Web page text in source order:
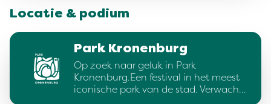
Locatie & podium
Park Kronenburg
Op zoek naar geluk in Park
Kronenburg.Een festival in het meest
iconische park van de stad. Verwach…